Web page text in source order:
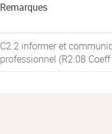
Remarques
C2.2 informer et
professionnel (R2.08 Coeff